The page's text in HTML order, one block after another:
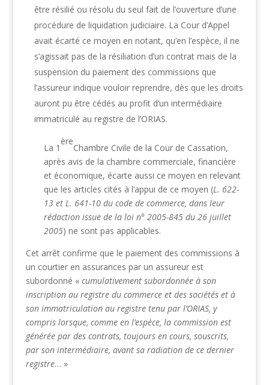
être résilié ou résolu du seul fait de l’ouverture d’une
procédure de liquidation judiciaire. La Cour d’Appel
avait écarté ce moyen en notant, qu’en l’espèce, il ne
s’agissait pas de la résiliation d’un contrat mais de la
suspension du paiement des commissions que
l’assureur indique vouloir reprendre, dès que les droits
auront pu être cédés au profit d’un intermédiaire
immatriculé au registre de l’ORIAS.
La 1
ère
Chambre Civile de la Cour de Cassation,
après avis de la chambre commerciale, financière
et économique, écarte aussi ce moyen en relevant
que les articles cités à l’appui de ce moyen (L. 622-
13 et L. 641-10 du code de commerce, dans leur
rédaction issue de la loi n° 2005-845 du 26 juillet
2005) ne sont pas applicables.
Cet arrêt confirme que le paiement des commissions à
un courtier en assurances par un assureur est
subordonné « cumulativement subordonnée à son
inscription au registre du commerce et des sociétés et à
son immatriculation au registre tenu par l’ORIAS, y
compris lorsque, comme en l’espèce, la commission est
générée par des contrats, toujours en cours, souscrits,
par son intermédiaire, avant sa radiation de ce dernier
registre… »